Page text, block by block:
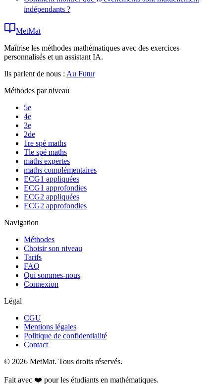
indépendants ?
MetMat
Maîtrise les méthodes mathématiques avec des exercices
personnalisés et un assistant IA.
Ils parlent de nous : Au Futur
Méthodes par niveau
5e
4e
3e
2de
1re spé maths
Tle spé maths
maths expertes
maths complémentaires
ECG1 appliquées
ECG1 approfondies
ECG2 appliquées
ECG2 approfondies
Navigation
Méthodes
Choisir son niveau
Tarifs
FAQ
Qui sommes-nous
Connexion
Légal
CGU
Mentions légales
Politique de confidentialité
Contact
© 2026 MetMat. Tous droits réservés.
Fait avec ❤️ pour les étudiants en mathématiques.